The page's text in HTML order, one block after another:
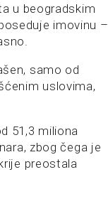
u beogradskim
imovinu –
samo od
uslovima,
51,3 miliona
zbog čega je
preostala